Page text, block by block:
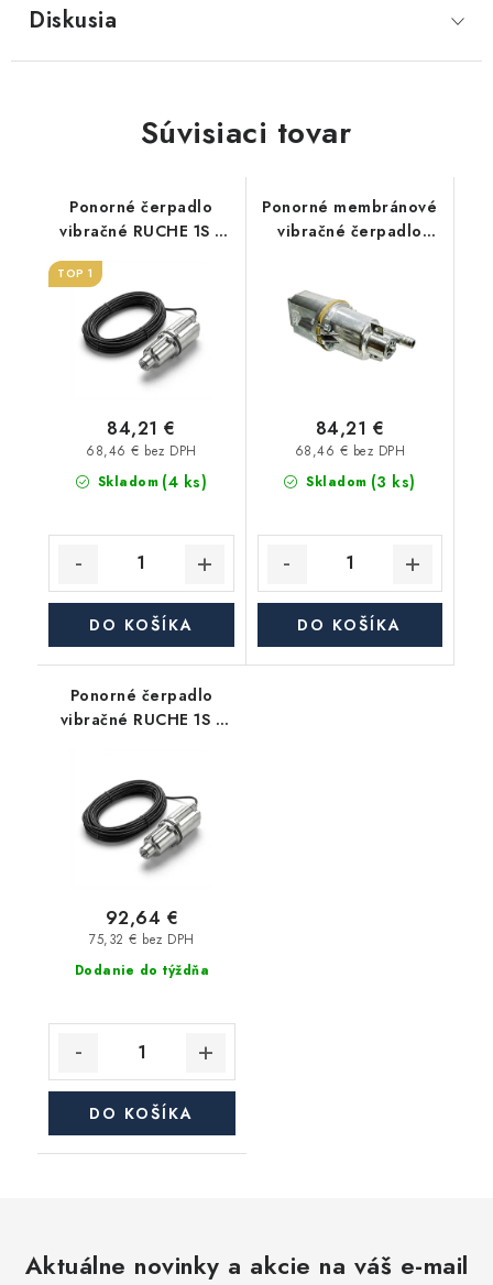
Diskusia
Súvisiaci tovar
Ponorné čerpadlo
vibračné RUCHE 1S s
15m káblom - spodné
TOP 1
Skladom (4 ks)
68,46 € bez DPH
84,21 €
DO KOŠÍKA
Ponorné membránové
vibračné čerpadlo
Skladom (3 ks)
68,46 € bez DPH
84,21 €
DO KOŠÍKA
Ponorné čerpadlo
vibračné RUCHE 1S s
Dodanie do týždňa
75,32 € bez DPH
92,64 €
DO KOŠÍKA
Aktuálne novinky a akcie na váš e-mail